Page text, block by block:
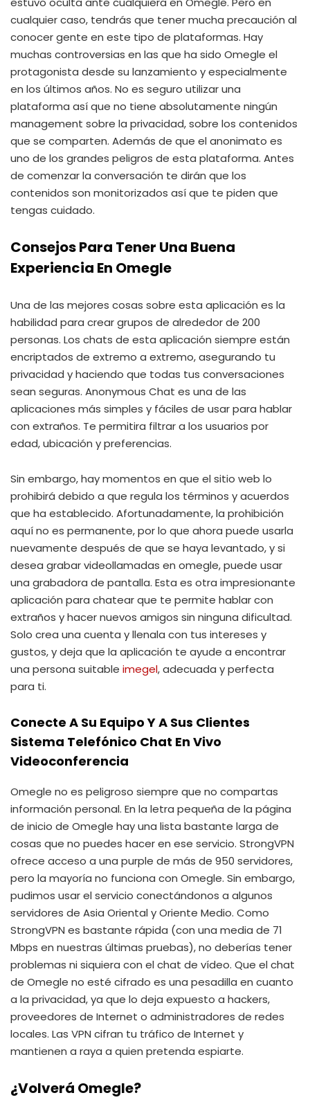
cualquier caso, tendrás que tener mucha precaución al
conocer gente en este tipo de plataformas. Hay
muchas controversias en las que ha sido Omegle el
protagonista desde su lanzamiento y especialmente
en los últimos años. No es seguro utilizar una
plataforma así que no tiene absolutamente ningún
management sobre la privacidad, sobre los contenidos
que se comparten. Además de que el anonimato es
uno de los grandes peligros de esta plataforma. Antes
de comenzar la conversación te dirán que los
contenidos son monitorizados así que te piden que
tengas cuidado.
Consejos Para Tener Una Buena
Experiencia En Omegle
Una de las mejores cosas sobre esta aplicación es la
habilidad para crear grupos de alrededor de 200
personas. Los chats de esta aplicación siempre están
encriptados de extremo a extremo, asegurando tu
privacidad y haciendo que todas tus conversaciones
sean seguras. Anonymous Chat es una de las
aplicaciones más simples y fáciles de usar para hablar
con extraños. Te permitira filtrar a los usuarios por
edad, ubicación y preferencias.
Sin embargo, hay momentos en que el sitio web lo
prohibirá debido a que regula los términos y acuerdos
que ha establecido. Afortunadamente, la prohibición
aquí no es permanente, por lo que ahora puede usarla
nuevamente después de que se haya levantado, y si
desea grabar videollamadas en omegle, puede usar
una grabadora de pantalla. Esta es otra impresionante
aplicación para chatear que te permite hablar con
extraños y hacer nuevos amigos sin ninguna dificultad.
Solo crea una cuenta y llenala con tus intereses y
gustos, y deja que la aplicación te ayude a encontrar
una persona suitable imegel, adecuada y perfecta
para ti.
Conecte A Su Equipo Y A Sus Clientes
Sistema Telefónico Chat En Vivo
Videoconferencia
Omegle no es peligroso siempre que no compartas
información personal. En la letra pequeña de la página
de inicio de Omegle hay una lista bastante larga de
cosas que no puedes hacer en ese servicio. StrongVPN
ofrece acceso a una purple de más de 950 servidores,
pero la mayoría no funciona con Omegle. Sin embargo,
pudimos usar el servicio conectándonos a algunos
servidores de Asia Oriental y Oriente Medio. Como
StrongVPN es bastante rápida (con una media de 71
Mbps en nuestras últimas pruebas), no deberías tener
problemas ni siquiera con el chat de vídeo. Que el chat
de Omegle no esté cifrado es una pesadilla en cuanto
a la privacidad, ya que lo deja expuesto a hackers,
proveedores de Internet o administradores de redes
locales. Las VPN cifran tu tráfico de Internet y
mantienen a raya a quien pretenda espiarte.
¿Volverá Omegle?